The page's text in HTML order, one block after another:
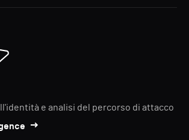
e analisi del percorso di attacco